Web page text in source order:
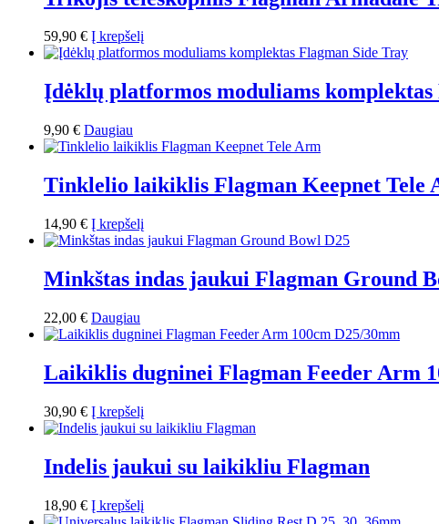
59,90 € Į krepšelį
Įdėklų platformos moduliams komplektas
9,90 € Daugiau
Tinklelio laikiklis Flagman Keepnet Tele
14,90 € Į krepšelį
Minkštas indas jaukui Flagman Ground
22,00 € Daugiau
Laikiklis dugninei Flagman Feeder Arm
30,90 € Į krepšelį
Indelis jaukui su laikikliu Flagman
18,90 € Į krepšelį